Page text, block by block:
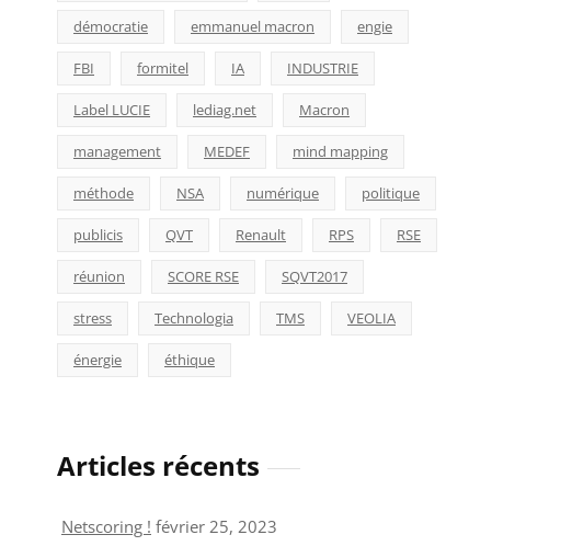
démocratie emmanuel macron engie
FBI formitel IA INDUSTRIE
Label LUCIE lediag.net Macron
management MEDEF mind mapping
méthode NSA numérique politique
publicis QVT Renault RPS RSE
réunion SCORE RSE SQVT2017
stress Technologia TMS VEOLIA
énergie éthique
Articles récents
Netscoring ! février 25, 2023